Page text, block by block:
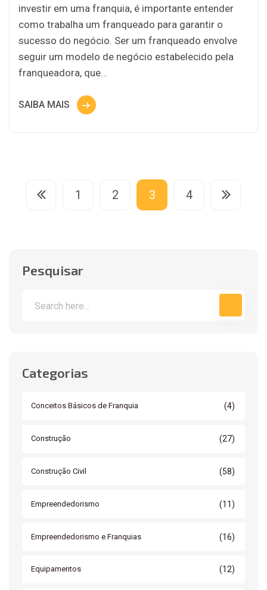
investir em uma franquia, é importante entender
como trabalha um franqueado para garantir o
sucesso do negócio. Ser um franqueado envolve
seguir um modelo de negócio estabelecido pela
franqueadora, que…
SAIBA MAIS
1 2 3 4
Pesquisar
Categorias
Conceitos Básicos de Franquia (4)
Construção (27)
Construção Civil (58)
Empreendedorismo (11)
Empreendedorismo e Franquias (16)
Equipamentos (12)